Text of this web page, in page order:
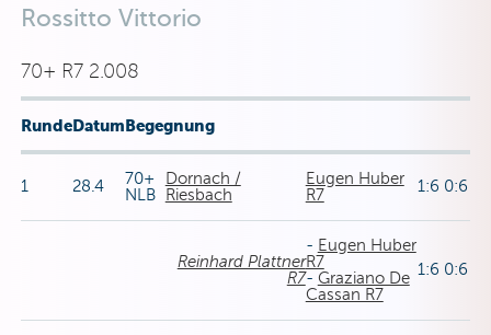
Rossitto Vittorio
70+ R7 2.008
RundeDatumBegegnung
1 28.4
70+
NLB
Dornach /
Riesbach
Eugen Huber
R7
1:6 0:6
Reinhard Plattner
R7
- Eugen Huber
R7
- Graziano De
Cassan R7
1:6 0:6